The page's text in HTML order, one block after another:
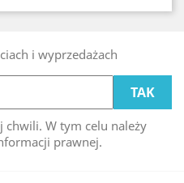
i wyprzedażach
chwili. W tym celu należy
prawnej.